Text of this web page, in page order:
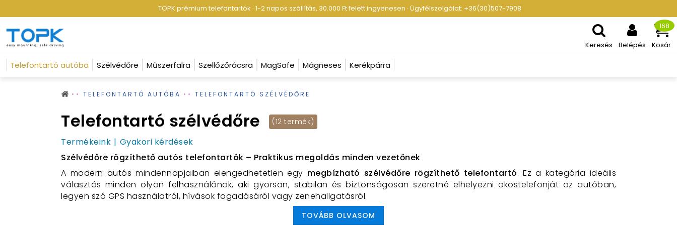
TOPK prémium telefontartók · 1-2 napos szállítás, 30.000 Ft felett ingyenesen · Ügyfélszolgálat: +36(30)507-7908
Keresés Belépés Kosár
168
Telefontartó autóba Szélvédőre Műszerfalra Szellőzőrácsra MagSafe Mágneses Kerékpárra
TELEFONTARTÓ AUTÓBA TELEFONTARTÓ SZÉLVÉDŐRE
Telefontartó szélvédőre (12 termék)
Termékeink
Gyakori kérdések
Szélvédőre rögzíthető autós telefontartók – Praktikus megoldás minden vezetőnek
A modern autós mindennapjaiban elengedhetetlen egy megbízható szélvédőre rögzíthető telefontartó. Ez a kategória ideális
választás minden olyan felhasználónak, aki gyorsan, stabilan és biztonságosan szeretné elhelyezni okostelefonját az autóban,
legyen szó GPS használatról, hívások fogadásáról vagy zenehallgatásról.
Miért válassz szélvédőre rögzíthető telefontartót?TOVÁBB OLVASOM